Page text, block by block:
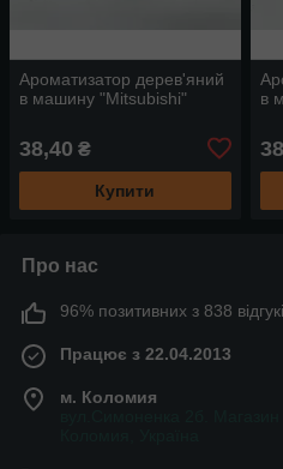
Ароматизатор дерев'яний
в машину "Mitsubishi"
38,40 ₴
Купити
в
Про нас
96% позитивних з 838
Працює з 22.04.2013
м. Коломия